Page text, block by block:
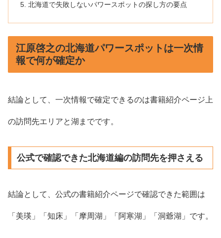
北海道で失敗しないパワースポットの探し方の要点
江原啓之の北海道パワースポットは一次情
報で何が確定か
結論として、一次情報で確定できるのは書籍紹介ページ上
の訪問先エリアと湖までです。
公式で確認できた北海道編の訪問先を押さえる
結論として、公式の書籍紹介ページで確認できた範囲は
「美瑛」「知床」「摩周湖」「阿寒湖」「洞爺湖」です。